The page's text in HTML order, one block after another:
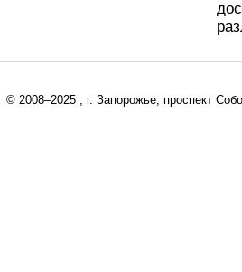
© 2008–2025 , г. Запорожье, проспект